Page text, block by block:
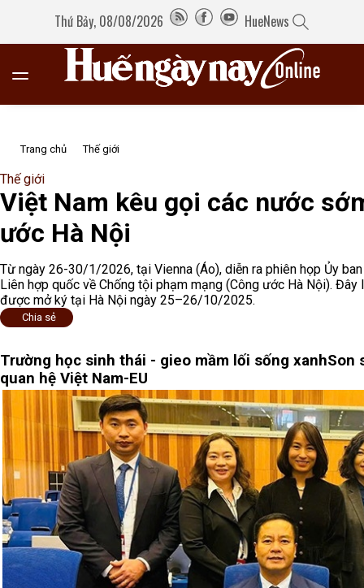
Thứ Bảy, 08/08/2026 HueNews
Trang chủ Thế giới
Thế giới
Việt Nam kêu gọi các nước
ước Hà Nội
Từ ngày 26-30/1/2026, tại Vienna (Áo), diễn ra phiên họp Ủy
Liên hợp quốc về Chống tội phạm mạng (Công ước Hà Nội).
được mở ký tại Hà Nội ngày 25–26/10/2025.
Chia sẻ
Trường học sinh thái - gieo mầm lối sống xanhSon
quan hệ Việt Nam-EU